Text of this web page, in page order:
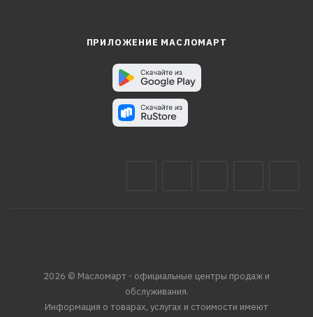
ПРИЛОЖЕНИЕ МАСЛОМАРТ
2026 © Масломарт - официальные центры продаж и
обслуживания.
Информация о товарах, услугах и стоимости имеют